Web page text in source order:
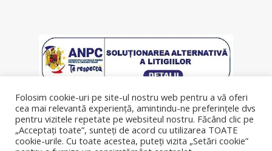
Folosim cookie-uri pe site-ul nostru web pentru a vă oferi
cea mai relevantă experiență, amintindu-ne preferințele dvs
pentru vizitele repetate pe websiteul nostru. Făcând clic pe
„Acceptați toate”, sunteți de acord cu utilizarea TOATE
cookie-urile. Cu toate acestea, puteți vizita „Setări cookie”